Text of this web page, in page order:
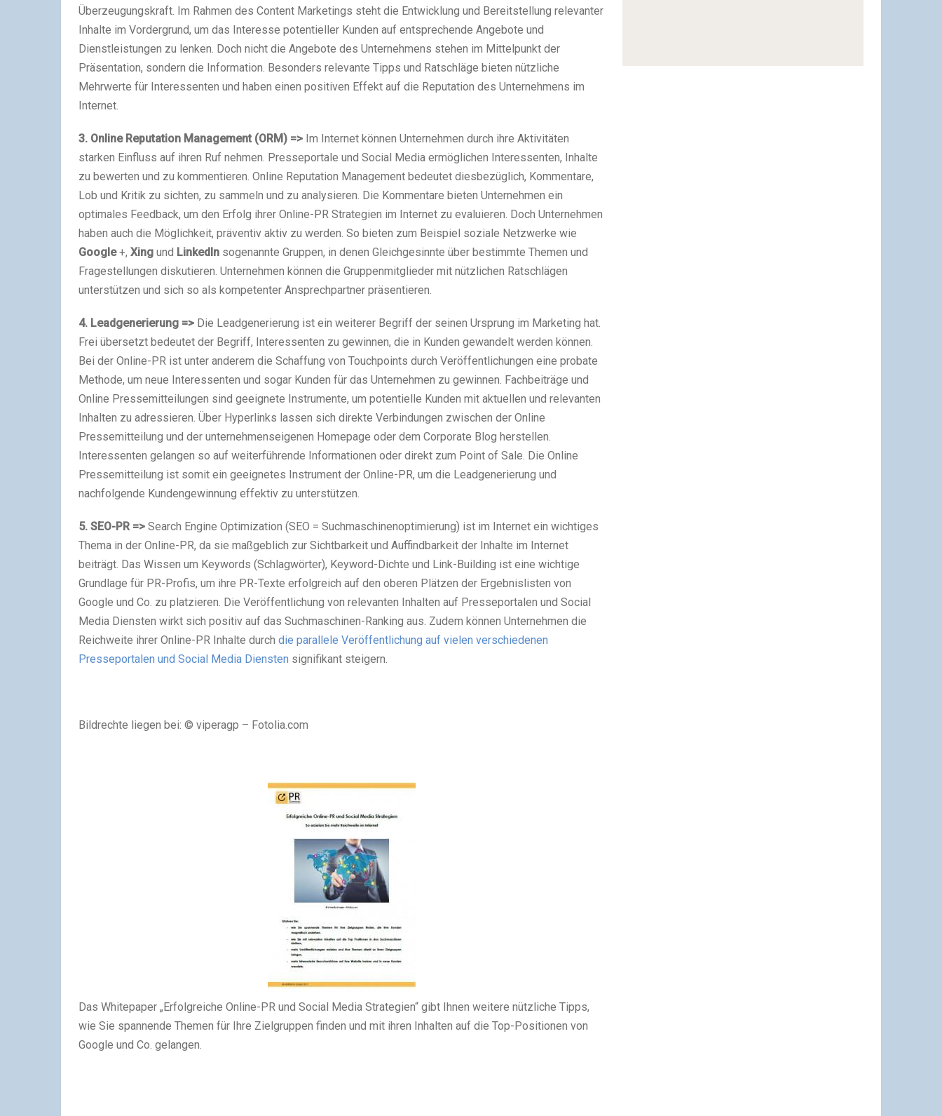
Überzeugungskraft. Im Rahmen des Content Marketings steht die Entwicklung und Bereitstellung relevanter
Inhalte im Vordergrund, um das Interesse potentieller Kunden auf entsprechende Angebote und
Dienstleistungen zu lenken. Doch nicht die Angebote des Unternehmens stehen im Mittelpunkt der
Präsentation, sondern die Information. Besonders relevante Tipps und Ratschläge bieten nützliche
Mehrwerte für Interessenten und haben einen positiven Effekt auf die Reputation des Unternehmens im
Internet.
3. Online Reputation Management (ORM) => Im Internet können Unternehmen durch ihre Aktivitäten
starken Einfluss auf ihren Ruf nehmen. Presseportale und Social Media ermöglichen Interessenten, Inhalte
zu bewerten und zu kommentieren. Online Reputation Management bedeutet diesbezüglich, Kommentare,
Lob und Kritik zu sichten, zu sammeln und zu analysieren. Die Kommentare bieten Unternehmen ein
optimales Feedback, um den Erfolg ihrer Online-PR Strategien im Internet zu evaluieren. Doch Unternehmen
haben auch die Möglichkeit, präventiv aktiv zu werden. So bieten zum Beispiel soziale Netzwerke wie
Google+, Xing und LinkedIn sogenannte Gruppen, in denen Gleichgesinnte über bestimmte Themen und
Fragestellungen diskutieren. Unternehmen können die Gruppenmitglieder mit nützlichen Ratschlägen
unterstützen und sich so als kompetenter Ansprechpartner präsentieren.
4. Leadgenerierung => Die Leadgenerierung ist ein weiterer Begriff der seinen Ursprung im Marketing hat.
Frei übersetzt bedeutet der Begriff, Interessenten zu gewinnen, die in Kunden gewandelt werden können.
Bei der Online-PR ist unter anderem die Schaffung von Touchpoints durch Veröffentlichungen eine probate
Methode, um neue Interessenten und sogar Kunden für das Unternehmen zu gewinnen. Fachbeiträge und
Online Pressemitteilungen sind geeignete Instrumente, um potentielle Kunden mit aktuellen und relevanten
Inhalten zu adressieren. Über Hyperlinks lassen sich direkte Verbindungen zwischen der Online
Pressemitteilung und der unternehmenseigenen Homepage oder dem Corporate Blog herstellen.
Interessenten gelangen so auf weiterführende Informationen oder direkt zum Point of Sale. Die Online
Pressemitteilung ist somit ein geeignetes Instrument der Online-PR, um die Leadgenerierung und
nachfolgende Kundengewinnung effektiv zu unterstützen.
5. SEO-PR => Search Engine Optimization (SEO = Suchmaschinenoptimierung) ist im Internet ein wichtiges
Thema in der Online-PR, da sie maßgeblich zur Sichtbarkeit und Auffindbarkeit der Inhalte im Internet
beiträgt. Das Wissen um Keywords (Schlagwörter), Keyword-Dichte und Link-Building ist eine wichtige
Grundlage für PR-Profis, um ihre PR-Texte erfolgreich auf den oberen Plätzen der Ergebnislisten von
Google und Co. zu platzieren. Die Veröffentlichung von relevanten Inhalten auf Presseportalen und Social
Media Diensten wirkt sich positiv auf das Suchmaschinen-Ranking aus. Zudem können Unternehmen die
Reichweite ihrer Online-PR Inhalte durch die parallele Veröffentlichung auf vielen verschiedenen
Presseportalen und Social Media Diensten signifikant steigern.
Bildrechte liegen bei: © viperagp – Fotolia.com
Das Whitepaper „Erfolgreiche Online-PR und Social Media Strategien“ gibt Ihnen weitere nützliche Tipps,
wie Sie spannende Themen für Ihre Zielgruppen finden und mit ihren Inhalten auf die Top-Positionen von
Google und Co. gelangen.